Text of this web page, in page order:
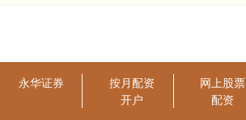
永华证券
按月配资
开户
网上股票
配资